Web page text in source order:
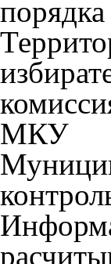
порядка
МКУ